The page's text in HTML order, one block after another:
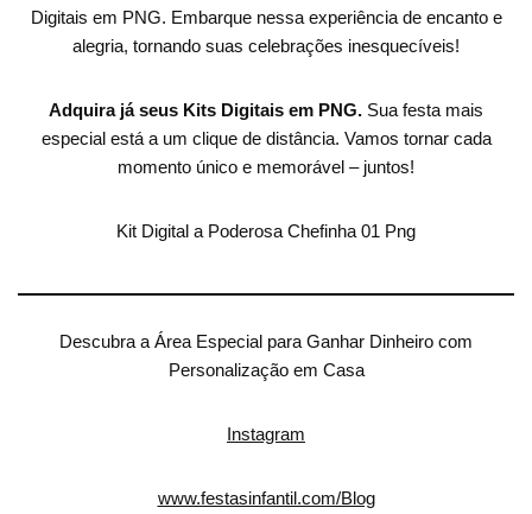
Digitais em PNG. Embarque nessa experiência de encanto e
alegria, tornando suas celebrações inesquecíveis!
Adquira já seus Kits Digitais em PNG. Sua festa mais
especial está a um clique de distância. Vamos tornar cada
momento único e memorável – juntos!
Kit Digital a Poderosa Chefinha 01 Png
Descubra a Área Especial para Ganhar Dinheiro com
Personalização em Casa
Instagram
www.festasinfantil.com/Blog